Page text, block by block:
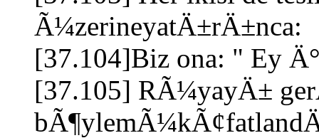
Ã¼zerineyatÄ±rÄ±nca:
[37.104]Biz ona: " Ey
[37.105] RÃ¼yayÄ±